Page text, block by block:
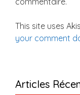
This site uses
your comment
Articles